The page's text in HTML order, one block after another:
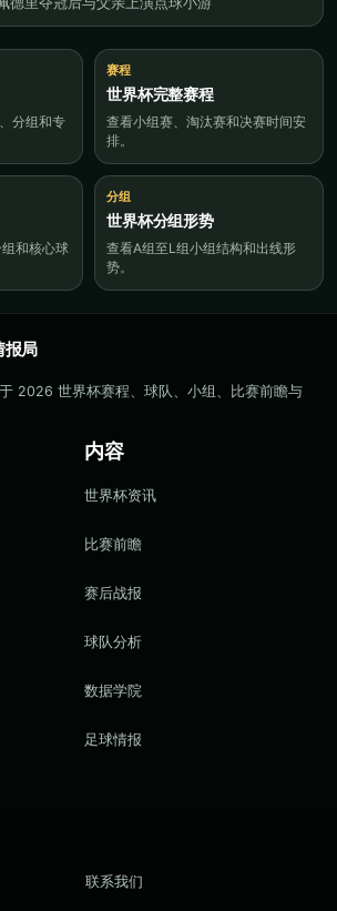
分组和专
赛程
世界杯完整赛程
查看小组赛、淘汰赛和决赛时间安
排。
和核心球
分组
世界杯分组形势
查看A组至L组小组结构和出线形
势。
报局
2026 世界杯赛程、球队、小组、比赛前瞻与
内容
世界杯资讯
比赛前瞻
赛后战报
球队分析
数据学院
足球情报
联系我们